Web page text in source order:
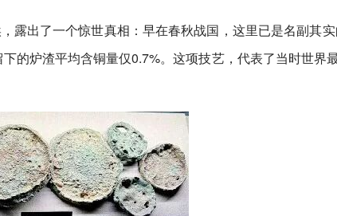
露出了一个惊世真相：早在春秋战国，这里已是名副其实
的炉渣平均含铜量仅0.7%。这项技艺，代表了当时世界